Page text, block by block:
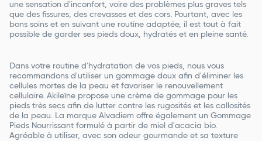
une sensation d'inconfort, voire des problèmes plus graves tels
que des fissures, des crevasses et des cors. Pourtant, avec les
bons soins et en suivant une routine adaptée, il est tout à fait
possible de garder ses pieds doux, hydratés et en pleine santé.
Dans votre routine d'hydratation de vos pieds, nous vous
recommandons d'utiliser un gommage doux afin d'éliminer les
cellules mortes de la peau et favoriser le renouvellement
cellulaire. Akileïne propose une crème de gommage pour les
pieds très secs afin de lutter contre les rugosités et les callosités
de la peau. La marque Alvadiem offre également un Gommage
Pieds Nourrissant formulé à partir de miel d'acacia bio.
Agréable à utiliser, avec son odeur gourmande et sa texture